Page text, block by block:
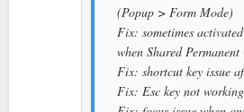
(Popup > Form Mode)
Fix: sometimes
when Shared Permanent
Fix: shortcut key issue
Fix: Esc key not working